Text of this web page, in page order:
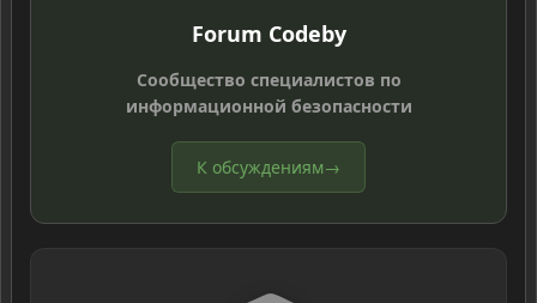
Forum Codeby
Сообщество специалистов по
информационной безопасности
К обсуждениям→